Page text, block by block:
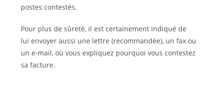
postes contestés.
Pour plus de sûreté, il est certainement indiqué de
lui envoyer aussi une lettre (recommandée), un fax ou
un e-mail, où vous expliquez pourquoi vous contestez
sa facture.